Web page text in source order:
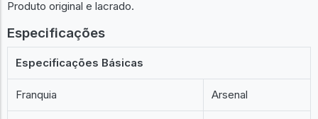
Produto original e lacrado.
Especificações
Especificações Básicas
Franquia Arsenal